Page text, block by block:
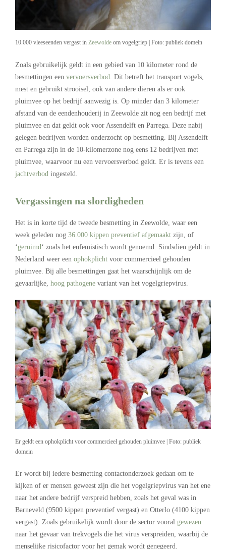
10.000 vleeseenden vergast in Zeewolde om vogelgriep | Foto: publiek domein
Zoals gebruikelijk geldt in een gebied van 10 kilometer rond de
besmettingen een vervoersverbod . Dit betreft het transport vogels,
mest en gebruikt strooisel, ook van andere dieren als er ook
pluimvee op het bedrijf aanwezig is. Op minder dan 3 kilometer
afstand van de eendenhouderij in Zeewolde zit nog een bedrijf met
pluimvee en dat geldt ook voor Assendelft en Parrega. Deze nabij
gelegen bedrijven worden onderzocht op besmetting. Bij Assendelft
en Parrega zijn in de 10-kilomerzone nog eens 12 bedrijven met
pluimvee, waarvoor nu een vervoersverbod geldt. Er is tevens een
jachtverbod ingesteld.
Vergassingen na slordigheden
Het is in korte tijd de tweede besmetting in Zeewolde, waar een
week geleden nog 36.000 kippen preventief afgemaakt zijn, of
‘geruimd‘ zoals het eufemistisch wordt genoemd. Sindsdien geldt in
Nederland weer een ophokplicht voor commercieel gehouden
pluimvee. Bij alle besmettingen gaat het waarschijnlijk om de
gevaarlijke, hoog pathogene variant van het vogelgriepvirus.
Er geldt een ophokplicht voor commercieel gehouden pluimvee | Foto: publiek
domein
Er wordt bij iedere besmetting contactonderzoek gedaan om te
kijken of er mensen geweest zijn die het vogelgriepvirus van het ene
naar het andere bedrijf verspreid hebben, zoals het geval was in
Barneveld (9500 kippen preventief vergast) en Otterlo (4100 kippen
vergast). Zoals gebruikelijk wordt door de sector vooral gewezen
naar het gevaar van trekvogels die het virus verspreiden, waarbij de
menselijke risicofactor voor het gemak wordt genegeerd.